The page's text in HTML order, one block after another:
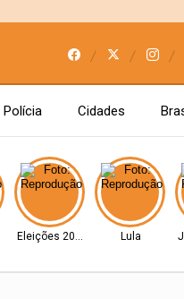
Polícia Cidades
Eleições 2026 Lula